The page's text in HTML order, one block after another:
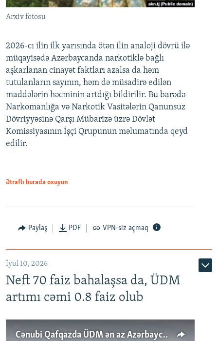
Arxiv fotosu
2026-cı ilin ilk yarısında ötən ilin analoji dövrü ilə
müqayisədə Azərbaycanda narkotiklə bağlı
aşkarlanan cinayət faktları azalsa da həm
tutulanların sayının, həm də müsadirə edilən
maddələrin həcminin artdığı bildirilir. Bu barədə
Narkomanlığa və Narkotik Vasitələrin Qanunsuz
Dövriyyəsinə Qarşı Mübarizə üzrə Dövlət
Komissiyasının İşçi Qrupunun məlumatında qeyd
edilir.
Ətraflı burada oxuyun
Paylaş PDF VPN-siz açmaq
İyul 10, 2026
Neft 70 faiz bahalaşsa da, ÜDM
artımı cəmi 0.8 faiz olub
Cənubi Qafqazda ÜDM ən az Azərbaycanda artır: Qonşuları niyə Bakını qabaqlaya bilir?